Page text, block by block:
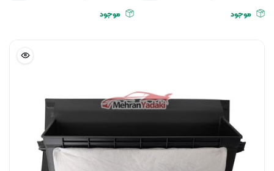
موجود موجود